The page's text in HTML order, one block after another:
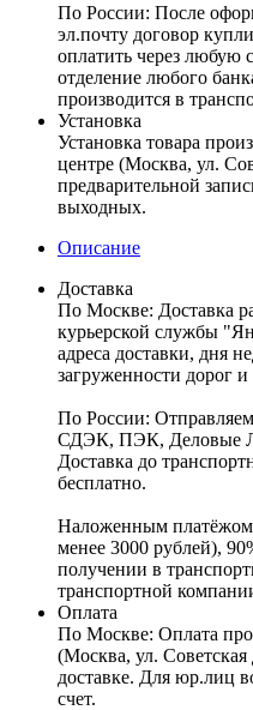
По России: После
эл.почту договор
оплатить через любую
отделение любого
производится в
Установка
Установка товара
центре (Москва, ул.
предварительной
выходных.
Описание
Доставка
По Москве: Доставка
курьерской службы
адреса доставки, дня
загруженности дорог и
По России:
СДЭК, ПЭК, Деловые
Доставка до
бесплатно.
Наложенным
менее 3000 рублей),
получении в
транспортной
Оплата
По Москве: Оплата
(Москва, ул.
доставке. Для юр.лиц
счет.